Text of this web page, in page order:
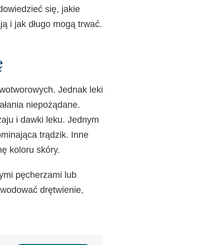
się, jakie
i jak długo mogą trwać.
Jednak leki
niepożądane.
i dawki leku. Jednym
trądzik. Inne
koloru skóry.
pęcherzami lub
drętwienie,